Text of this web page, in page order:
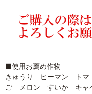
■使用お薦め作物
きゅうり ピーマン ト
ご メロン すいか キャ